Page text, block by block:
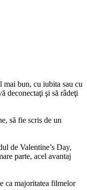
bun, cu iubita sau cu
deconectaţi şi să râdeţi
să fie scris de un
de Valentine’s Day,
parte, acel avantaj
ca majoritatea filmelor